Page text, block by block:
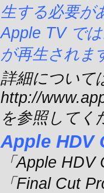
生する必要が
Apple TV で
が再生されま
詳細について
http://
を参照してく
Apple HDV
「Apple
「Final Cut